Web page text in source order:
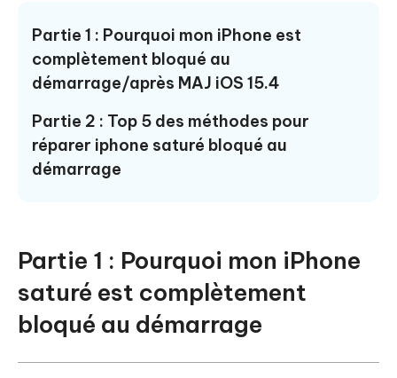
Partie 1 : Pourquoi mon iPhone est
complètement bloqué au
démarrage/après MAJ iOS 15.4
Partie 2 : Top 5 des méthodes pour
réparer iphone saturé bloqué au
démarrage
Partie 1 : Pourquoi mon iPhone
saturé est complètement
bloqué au démarrage